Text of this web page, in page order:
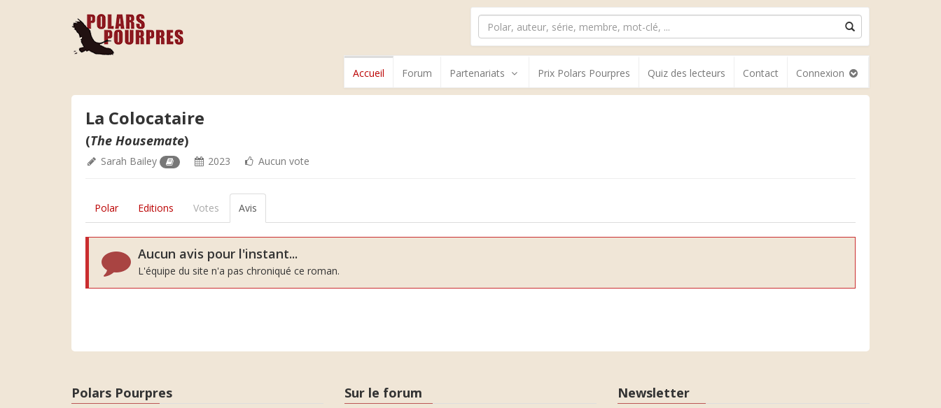
Accueil Forum Partenariats Prix Polars Pourpres Quiz des lecteurs Contact Connexion
La Colocataire
(The Housemate)
Sarah Bailey 2023 Aucun vote
Polar Editions Votes Avis
Aucun avis pour l'instant...
L'équipe du site n'a pas chroniqué ce roman.
Polars Pourpres Sur le forum Newsletter